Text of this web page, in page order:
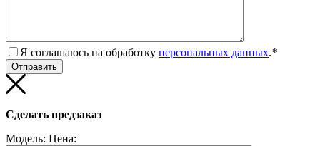
Я соглашаюсь на обработку персональных данных.*
Сделать предзаказ
Модель: Цена: